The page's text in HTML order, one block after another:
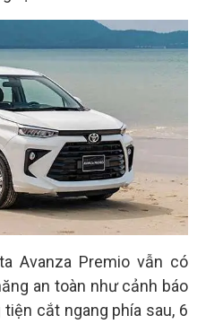
Avanza Premio vẫn có
an toàn như cảnh báo
cắt ngang phía sau, 6